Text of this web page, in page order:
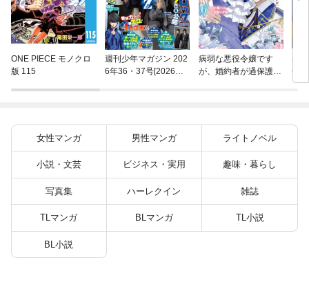
ONE PIECE モノクロ
版 115
週刊少年マガジン 202
6年36・37号[2026年8
病弱な悪役令嬢です
が、婚約者が過保護す
異
(22)
女性マンガ 男性マンガ ライトノベル
小説・文芸 ビジネス・実用 趣味・暮らし
写真集 ハーレクイン 雑誌
TLマンガ BLマンガ TL小説
BL小説